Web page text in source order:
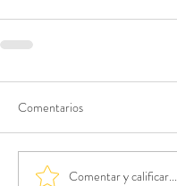
Comentarios
Comentar y calificar...